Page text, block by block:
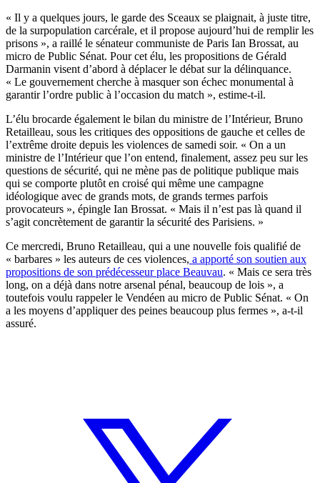
« Il y a quelques jours, le garde des Sceaux se plaignait, à juste titre,
de la surpopulation carcérale, et il propose aujourd’hui de remplir les
prisons », a raillé le sénateur communiste de Paris Ian Brossat, au
micro de Public Sénat. Pour cet élu, les propositions de Gérald
Darmanin visent d’abord à déplacer le débat sur la délinquance.
« Le gouvernement cherche à masquer son échec monumental à
garantir l’ordre public à l’occasion du match », estime-t-il.
L’élu brocarde également le bilan du ministre de l’Intérieur, Bruno
Retailleau, sous les critiques des oppositions de gauche et celles de
l’extrême droite depuis les violences de samedi soir. « On a un
ministre de l’Intérieur que l’on entend, finalement, assez peu sur les
questions de sécurité, qui ne mène pas de politique publique mais
qui se comporte plutôt en croisé qui même une campagne
idéologique avec de grands mots, de grands termes parfois
provocateurs », épingle Ian Brossat. « Mais il n’est pas là quand il
s’agit concrètement de garantir la sécurité des Parisiens. »
Ce mercredi, Bruno Retailleau, qui a une nouvelle fois qualifié de
« barbares » les auteurs de ces violences, a apporté son soutien aux
propositions de son prédécesseur place Beauvau. « Mais ce sera très
long, on a déjà dans notre arsenal pénal, beaucoup de lois », a
toutefois voulu rappeler le Vendéen au micro de Public Sénat. « On
a les moyens d’appliquer des peines beaucoup plus fermes », a-t-il
assuré.